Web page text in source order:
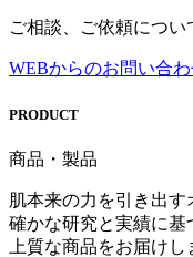
ご相談、ご依頼につい
WEBからのお問い合
PRODUCT
商品・製品
肌本来の力を引き出す
確かな研究と実績に基
上質な商品をお届けし